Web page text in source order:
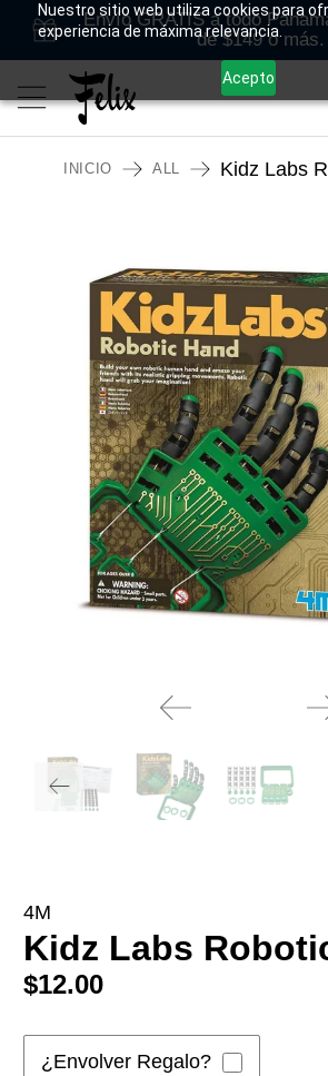
Nuestro sitio web utiliza cookies para
experiencia de máxima relevancia.
Acepto
Envío GRATIS a todo
de $149 o más.
INICIO ALL Kidz Labs
4M
Kidz Labs
$12.00
¿Envolver Regalo?